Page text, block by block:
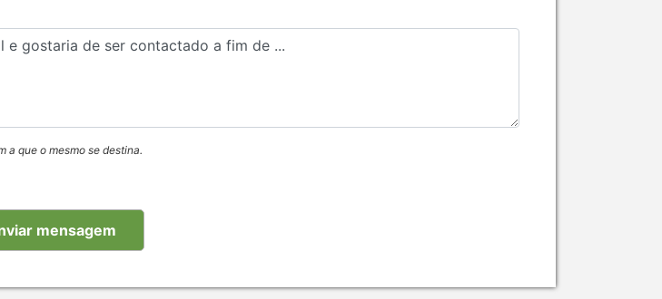
a que o mesmo se destina.